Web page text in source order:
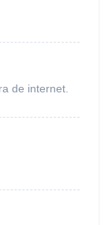
de internet.